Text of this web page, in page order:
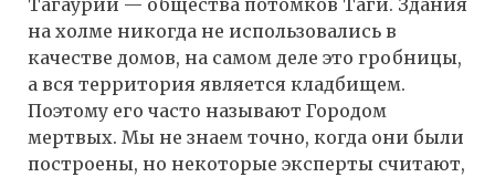
Тагаурии — общества потомков Таги. Здания
на холме никогда не использовались в
качестве домов, на самом деле это гробницы,
а вся территория является кладбищем.
Поэтому его часто называют Городом
мертвых. Мы не знаем точно, когда они были
построены, но некоторые эксперты считают,